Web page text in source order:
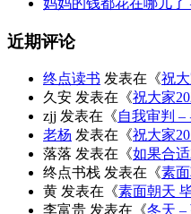
近期评论
终点读书 发表在《祝
久安 发表在《祝大家
zjj 发表在《自我审判 –
老杨 发表在《祝大家
落落 发表在《如果合
终点书栈 发表在《素
黄 发表在《素面朝天
李富贵 发表在《冬天 –